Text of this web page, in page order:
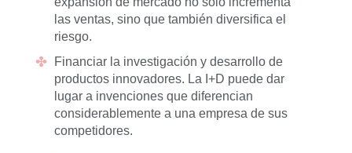
las ventas, sino que también diversifica el
riesgo.
Financiar la investigación y desarrollo de
productos innovadores. La I+D puede dar
lugar a invenciones que diferencian
considerablemente a una empresa de sus
competidores.